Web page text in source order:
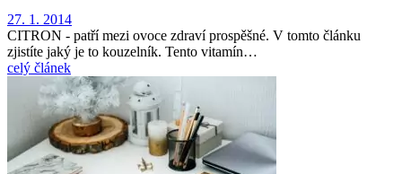
27. 1. 2014
CITRON - patří mezi ovoce zdraví prospěšné. V tomto článku
zjistíte jaký je to kouzelník. Tento vitamín…
celý článek